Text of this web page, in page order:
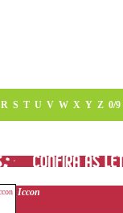
R S T U V W X Y Z 0/9
Iccon